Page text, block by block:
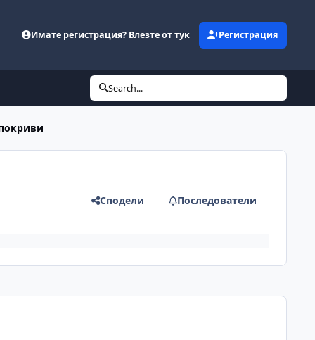
Имате регистрация? Влезте от тук Регистрация
Search...
Сподели Последователи